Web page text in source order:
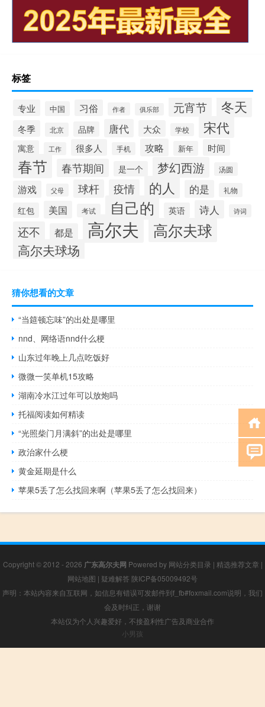
标签
专业 中国 习俗 作者 俱乐部 元宵节 冬天
冬季 北京 品牌 唐代 大众 学校 宋代
寓意 工作 很多人 手机 攻略 新年 时间
春节 春节期间 是一个 梦幻西游 汤圆
游戏 父母 球杆 疫情 的人 的是 礼物
红包 美国 考试 自己的 英语 诗人 诗词
还不 都是 高尔夫 高尔夫球
高尔夫球场
猜你想看的文章
“当筵顿忘味”的出处是哪里
nnd、网络语nnd什么梗
山东过年晚上几点吃饭好
微微一笑单机15攻略
湖南冷水江过年可以放炮吗
托福阅读如何精读
“光照柴门月满斜”的出处是哪里
政治家什么梗
黄金延期是什么
苹果5丢了怎么找回来啊（苹果5丢了怎么找回来）
Copyright © 2012 - 2026 广东高尔夫网 Powered by 网站分类目录 | 精选推荐文章 |
网站地图 | 疑难解答 陕ICP备05009492号
声明：本站内容来自互联网，如信息有错误可发邮件到f_fb#foxmail.com说明，我们
会及时纠正，谢谢
本站仅为个人兴趣爱好，不接盈利性广告及商业合作
小男孩